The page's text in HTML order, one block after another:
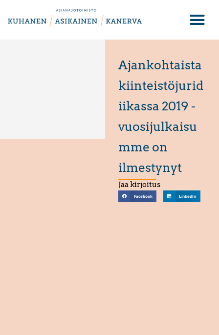
Ajankohtaista
kiinteistöjurid
iikassa 2019 -
vuosijulkaisu
mme on
ilmestynyt
Jaa kirjoitus
Facebook LinkedIn